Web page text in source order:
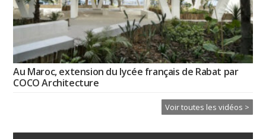
Au Maroc, extension du lycée français de Rabat par
COCO Architecture
Voir toutes les vidéos >